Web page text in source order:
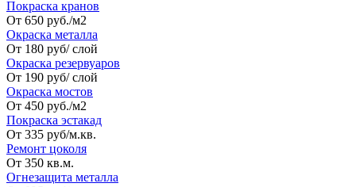
Покраска кранов
От 650 руб./м2
Окраска металла
От 180 руб/ слой
Окраска резервуаров
От 190 руб/ слой
Окраска мостов
От 450 руб./м2
Покраска эстакад
От 335 руб/м.кв.
Ремонт цоколя
От 350 кв.м.
Огнезащита металла